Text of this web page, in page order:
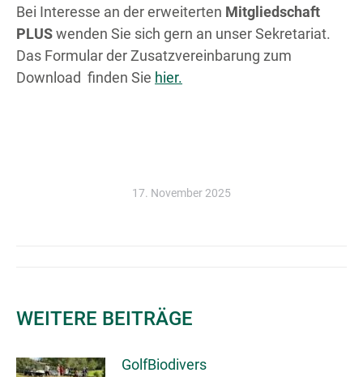
Bei Interesse an der erweiterten Mitgliedschaft
PLUSwenden Sie sich gern an unser Sekretariat.
Das Formular der Zusatzvereinbarung zum
Download finden Sie hier.
17. November 2025
WEITERE BEITRÄGE
GolfBiodivers